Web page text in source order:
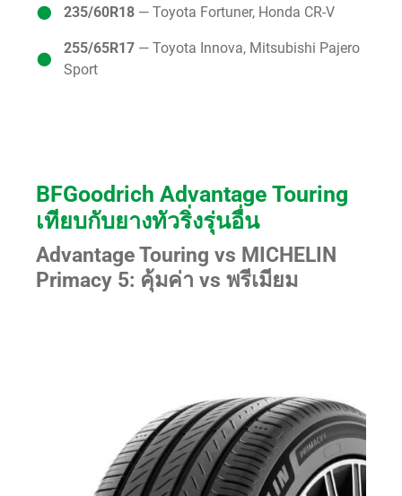
235/60R18 — Toyota Fortuner, Honda CR-V
255/65R17 — Toyota Innova, Mitsubishi Pajero
Sport
BFGoodrich Advantage Touring
เทียบกับยางทัวริ่งรุ่นอื่น
Advantage Touring vs MICHELIN
Primacy 5: คุ้มค่า vs พรีเมียม